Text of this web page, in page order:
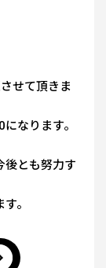
せて頂きま
なります。
後とも努力す
。